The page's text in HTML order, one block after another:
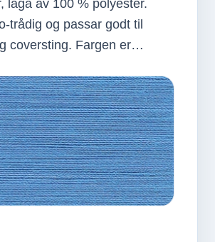
laga av 100 % polyester.
trådig og passar godt til
coversting. Fargen er…